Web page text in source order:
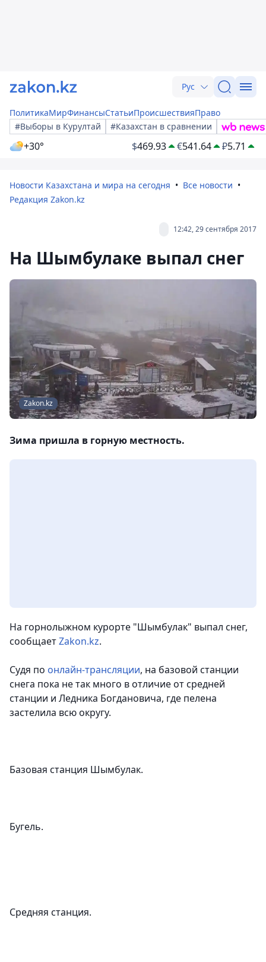
Рус
ПолитикаМирФинансыСтатьиПроисшествияПраво
#Выборы в Курултай
#Казахстан в сравнении
+30° $469.93 €541.64 ₽5.71
Новости Казахстана и мира на сегодня
Все новости
Редакция Zakon.kz
12:42, 29 сентября 2017
На Шымбулаке выпал снег
Zakon.kz
Зима пришла в горную местность.
На горнолыжном курорте "Шымбулак" выпал снег,
сообщаетZakon.kz.
Судя по онлайн-трансляции, на базовой станции
снега пока не так много в отличие от средней
станции и Ледника Богдановича, где пелена
застелила всю округу.
Базовая станция Шымбулак.
Бугель.
Средняя станция.